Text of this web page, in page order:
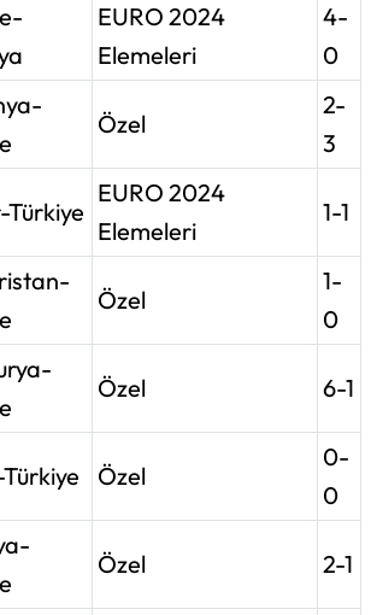
EURO 2024
Elemeleri
4-
0
Özel
2-
3
Türkiye
EURO 2024
Elemeleri
1-1
Özel
1-
0
Özel 6-1
Özel
0-
0
Özel 2-1